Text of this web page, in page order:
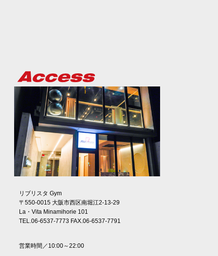
リブリスタ Gym
〒550-0015 大阪市西区南堀江2-13-29
La・Vita Minamihorie 101
TEL.06-6537-7773 FAX.06-6537-7791
営業時間／10:00～22:00